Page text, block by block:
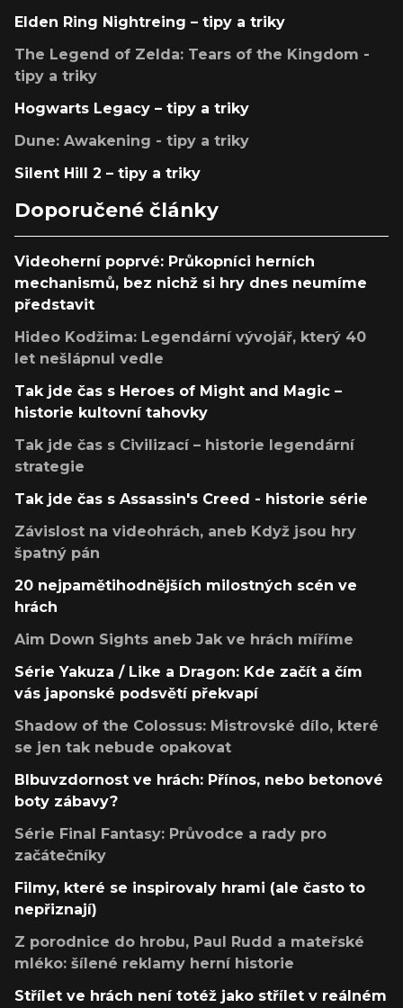
Elden Ring Nightreing – tipy a triky
The Legend of Zelda: Tears of the Kingdom -
tipy a triky
Hogwarts Legacy – tipy a triky
Dune: Awakening - tipy a triky
Silent Hill 2 – tipy a triky
Doporučené články
Videoherní poprvé: Průkopníci herních
mechanismů, bez nichž si hry dnes neumíme
představit
Hideo Kodžima: Legendární vývojář, který 40
let nešlápnul vedle
Tak jde čas s Heroes of Might and Magic –
historie kultovní tahovky
Tak jde čas s Civilizací – historie legendární
strategie
Tak jde čas s Assassin's Creed - historie série
Závislost na videohrách, aneb Když jsou hry
špatný pán
20 nejpamětihodnějších milostných scén ve
hrách
Aim Down Sights aneb Jak ve hrách míříme
Série Yakuza / Like a Dragon: Kde začít a čím
vás japonské podsvětí překvapí
Shadow of the Colossus: Mistrovské dílo, které
se jen tak nebude opakovat
Blbuvzdornost ve hrách: Přínos, nebo betonové
boty zábavy?
Série Final Fantasy: Průvodce a rady pro
začátečníky
Filmy, které se inspirovaly hrami (ale často to
nepřiznají)
Z porodnice do hrobu, Paul Rudd a mateřské
mléko: šílené reklamy herní historie
Střílet ve hrách není totéž jako střílet v reálném